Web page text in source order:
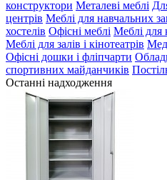
конструктори Металеві меблі
центрів Меблі для навчальних
хостелів Офісні меблі Меблі для
Меблі для залів і кінотеатрів
Офісні дошки і фліпчарти
спортивних майданчиків
Останні надходження